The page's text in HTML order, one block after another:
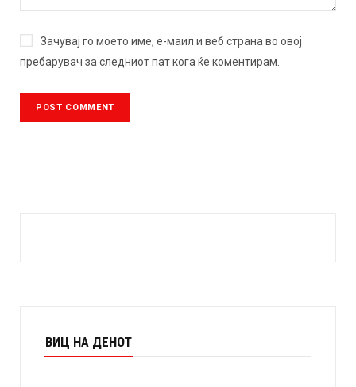
Зачувај го моето име, е-маил и веб страна во овој
пребарувач за следниот пат кога ќе коментирам.
ВИЦ НА ДЕНОТ